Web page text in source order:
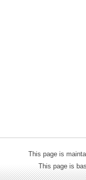
This page is
This page is